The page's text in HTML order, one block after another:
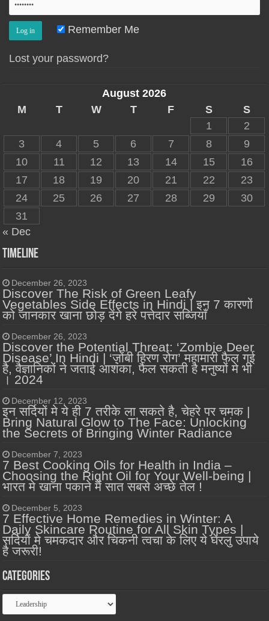
Remember Me
Lost your password?
August 2026
M
T W T F S
S
1
2
3
4 5 6 7 8
9
10
11 12 13 14 15
16
17
18 19 20 21 22
23
24
25 26 27 28 29
30
31
« Dec
Timeline
December 26, 2023
Discover The Risk of Green Leafy
Vegetables Side Effects in Hindi | इन 7 कारणों
को जानकार खाना छोड़ देंगे हरे पत्तेदार सब्जियाँ
December 26, 2023
Discover the Potential Threat: ‘Zombie Deer
Disease’ In Hindi | ‘ज़ोंबी हिरण रोग’ महामारी फैल गई
है, वैज्ञानिकों ने जताई आशंका, फैल सकती है मनुष्यों मे भी
। 2024
December 12, 2023
इन सर्दियों मे ये ही 7 तरीके ला सकते है, चेहरे पर चमक |
Bring Natural Glow to The Face: Unlocking
the Secrets of Bringing Winter Radiance
December 7, 2023
7 Best Cooking Oils for Health in India –
Choosing the Right Oil for Your Well-being |
भारत मे खाना पकाने में सात सबसे अच्छे तेल !
December 5, 2023
7 Effective Home Remedies in Winter: A
Daily Skincare Routine for All Skin Types |
सर्दियों मे चमकदार और चिकनी त्वचा के लिए ये घेरलु उपाये
है जरूरी!
Categories
Categories